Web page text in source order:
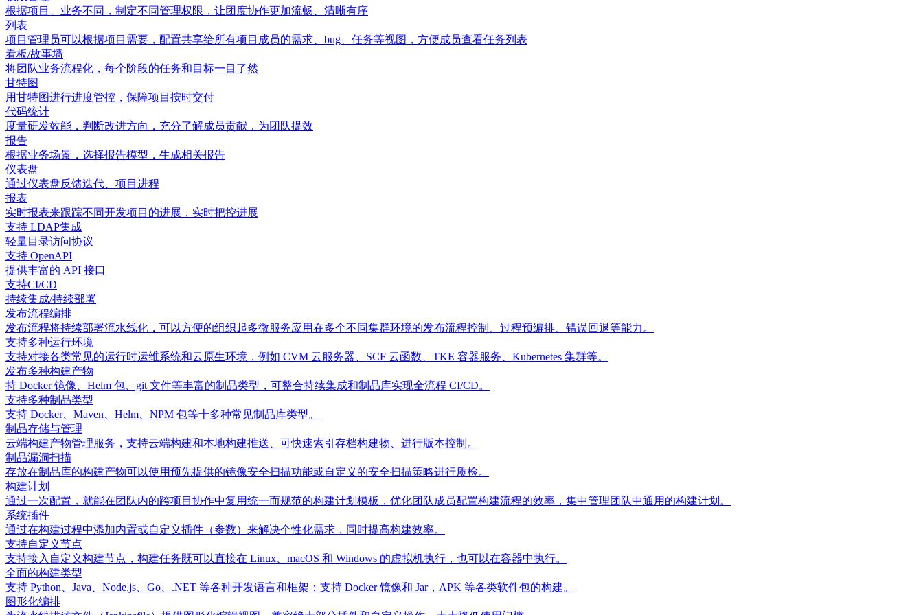
根据项目、业务不同，制定不同管理权限，让团度协作更加流畅、清晰有序
列表
项目管理员可以根据项目需要，配置共享给所有项目成员的需求、bug、任务等视图，方便成员查看任务列表
看板/故事墙
将团队业务流程化，每个阶段的任务和目标一目了然
甘特图
用甘特图进行进度管控，保障项目按时交付
代码统计
度量研发效能，判断改进方向，充分了解成员贡献，为团队提效
报告
根据业务场景，选择报告模型，生成相关报告
仪表盘
通过仪表盘反馈迭代、项目进程
报表
实时报表来跟踪不同开发项目的进展，实时把控进展
支持 LDAP集成
轻量目录访问协议
支持 OpenAPI
提供丰富的 API 接口
支持CI/CD
持续集成/持续部署
发布流程编排
发布流程将持续部署流水线化，可以方便的组织起多微服务应用在多个不同集群环境的发布流程控制、过程预编排、错误回退等能力。
支持多种运行环境
支持对接各类常见的运行时运维系统和云原生环境，例如 CVM 云服务器、SCF 云函数、TKE 容器服务、Kubernetes 集群等。
发布多种构建产物
持 Docker 镜像、Helm 包、git 文件等丰富的制品类型，可整合持续集成和制品库实现全流程 CI/CD。
支持多种制品类型
支持 Docker、Maven、Helm、NPM 包等十多种常见制品库类型。
制品存储与管理
云端构建产物管理服务，支持云端构建和本地构建推送、可快速索引存档构建物、进行版本控制。
制品漏洞扫描
存放在制品库的构建产物可以使用预先提供的镜像安全扫描功能或自定义的安全扫描策略进行质检。
构建计划
通过一次配置，就能在团队内的跨项目协作中复用统一而规范的构建计划模板，优化团队成员配置构建流程的效率，集中管理团队中通用的构建计划。
系统插件
通过在构建过程中添加内置或自定义插件（参数）来解决个性化需求，同时提高构建效率。
支持自定义节点
支持接入自定义构建节点，构建任务既可以直接在 Linux、macOS 和 Windows 的虚拟机执行，也可以在容器中执行。
全面的构建类型
支持 Python、Java、Node.js、Go、.NET 等各种开发语言和框架；支持 Docker 镜像和 Jar，APK 等各类软件包的构建。
图形化编排